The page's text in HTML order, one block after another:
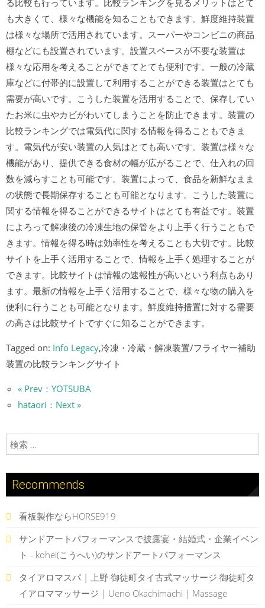
る比較も行っています。比較ランキングを見るメリットはとて
も大きくて、様々な機能を知ることもできます。鮮度維持装置
は様々な場所で活用されています。スーパーやコンビニの商品
棚などにも設置されています。設置スペースが不要な装置は
様々な応用を考えることができてとても便利です。一般の冷蔵
庫などに付帯的に設置して利用することができる装置はとても
需要が高いです。こうした装置を活用することで、保存してい
たお米に虫やカビがわいてしまうことを防止できます。装置の
比較ランキングでは電気代に関する情報を得ることもできま
す。電気代が安い装置の人気はとても高いです。装置は様々な
機能があり、提供できる食材の幅が広がることで、仕入れの回
数を減らすことも可能です。装置によって、食品を新鮮なまま
の状態で長期保存することも可能となります。こうした装置に
関する情報を得ることができるサイトはとても有益です。装置
によろって解凍後の冷凍生地の保管をより上手く行うこともで
きます。情報を得る時は効率性を考えることも大切です。比較
サイトを上手く活用することで、情報を上手く処理することが
できます。比較サイトは情報の速報性が高いという利点もあり
ます。最新の情報を上手く活用することで、様々な物の購入を
便利に行うことも可能となります。鮮度維持措置に対する需要
の高さは比較サイトですぐに知ることができます。
Tagged on: Info Legacy,冷凍・冷蔵・解凍装置/フライヤー補助
装置の比較ランキングサイト
« Prev：YOTSUBA
hataori：Next »
検索:
Recommends
看板製作ならHORSE919
サンドアートパフォーマンスで披露宴・結婚式・企業イベン
ト - kohei(こうへい)のサンドアートパフォーマンス
タイアロマスパ | 上野 御徒町タイ古式マッサージ 御徒町タ
イアロママッサージ | Ueno Okachimachi | Massage